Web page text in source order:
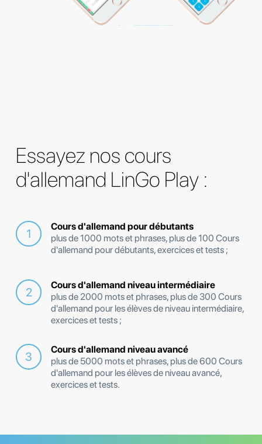
Essayez nos cours
d'allemand LinGo Play :
Cours d'allemand pour débutants
plus de 1000 mots et phrases, plus de 100 Cours
d'allemand pour débutants, exercices et tests ;
Cours d'allemand niveau intermédiaire
plus de 2000 mots et phrases, plus de 300 Cours
d'allemand pour les élèves de niveau intermédiaire,
exercices et tests ;
Cours d'allemand niveau avancé
plus de 5000 mots et phrases, plus de 600 Cours
d'allemand pour les élèves de niveau avancé,
exercices et tests.